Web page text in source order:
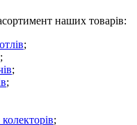
наших товарів:
;
;
;
;
;